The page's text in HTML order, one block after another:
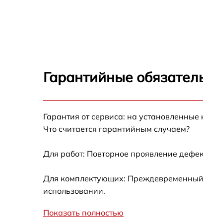
Замена панели управления Fagor LF-
Замена разбрызгивателя Fagor LF-013
Замена пускового конденсатора
Гарантийные
Гарантия от сервиса: на
Что считается гарантийным случаем?
Для работ: Повторное проявление
Для комплектующих: Преждевременный
использовании.
Показать полностью